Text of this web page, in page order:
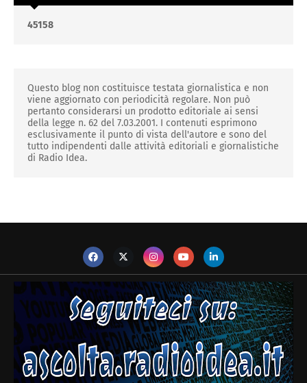
45158
Questo blog non costituisce testata giornalistica e non
viene aggiornato con periodicità regolare. Non può
pertanto considerarsi un prodotto editoriale ai sensi
della legge n. 62 del 7.03.2001. I contenuti esprimono
esclusivamente il punto di vista dell'autore e sono del
tutto indipendenti dalle attività editoriali e giornalistiche
di Radio Idea.